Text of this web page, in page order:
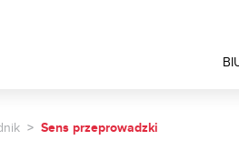
Sens przeprowadzki